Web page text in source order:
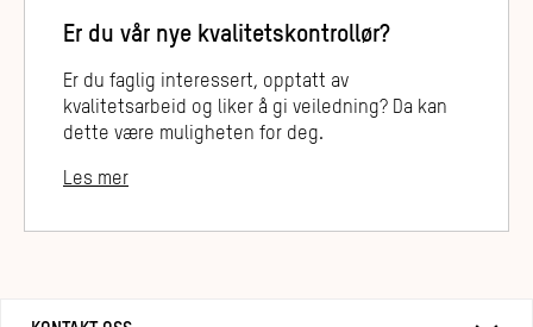
Er du vår nye kvalitetskontrollør?
Er du faglig interessert, opptatt av
kvalitetsarbeid og liker å gi veiledning? Da kan
dette være muligheten for deg.
Les mer